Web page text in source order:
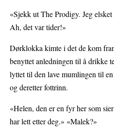
«Sjekk ut The Prodigy. Jeg
Ah, det var tider!»
Dørklokka kimte i det de kom
benyttet anledningen til å drikke
lyttet til den lave mumlingen til
og deretter fottrinn.
«Helen, den er en fyr her som
har lett etter deg.» «Malek?»